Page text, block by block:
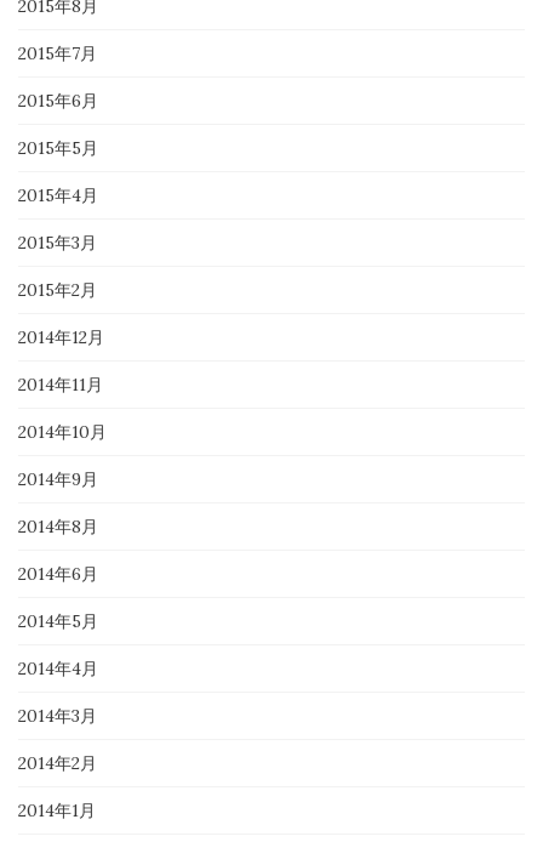
2015年8月
2015年7月
2015年6月
2015年5月
2015年4月
2015年3月
2015年2月
2014年12月
2014年11月
2014年10月
2014年9月
2014年8月
2014年6月
2014年5月
2014年4月
2014年3月
2014年2月
2014年1月